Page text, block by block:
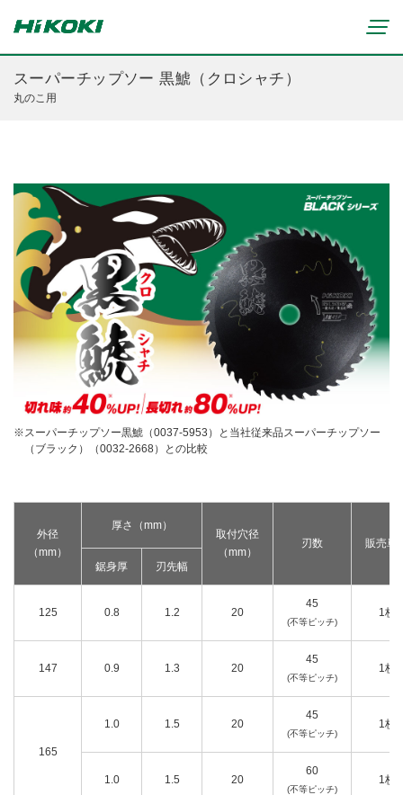
ブラシレスモーター搭載製品
締付け・穴あけ(コードレス)
研削(コードレス)
研磨(コードレス)
ブロワ(コードレス)
クリーナー・集じん(コードレス)
切断・圧着(コードレス)
切削・ホゾ穴(コードレス)
釘打機・ねじ打機・タッカ(コードレス)
その他(コードレス)
蓄電池・充電器(コードレス)
研削
研磨
集じん
穴あけ・締付け
研削・研磨
清掃・吹き飛ばし
切断・切削
植木バリカン
芝生バリカン
芝刈機
刈払機・草刈機
チェンソー
高圧洗浄機
背負式電源
締付け・穴あけ・ハツリ用
研削用
集じん・エアダスタ用
切断・曲げ・圧着用
釘打機・エア工具用
その他
エンジン工具・園芸工具用
重要なお知らせ
修理からのお知らせ
修理終了機種のお知らせ
保証登録
リチウムイオン電池互換一覧
FAQ（よくあるご質問）
接続表・対応表
スーパーチップソー 黒鯱（クロシャチ）
丸のこ用
スーパーチップソー黒鯱（0037-5953）と当社従来品スーパーチップソー
（ブラック）（0032-2668）との比較
外径
（mm）
厚さ（mm）
取付穴径
（mm）
刃数
販売単
鋸身厚
刃先幅
125 0.8 1.2 20
45
(不等ピッチ)
1枚
147 0.9 1.3 20
45
(不等ピッチ)
1枚
165
1.0 1.5 20
45
(不等ピッチ)
1枚
1.0 1.5 20
60
(不等ピッチ)
1枚